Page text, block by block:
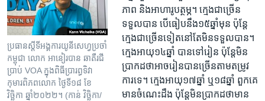
ប្រធាន​ស្តីទីអង្គការ​យូនីសេហ្វ​ប្រចាំ​
កម្ពុជា លោក ​អានៀរបាន ឆាតឺរជី
ប្រាប់ VOA ក្នុង​ពិធី​ប្រារព្ធ​ទិវា​
កុមារ​ពិភព​លោក ថ្ងៃទី​១៨ ខែ​
វិច្ឆិកា ឆ្នាំ​២០២២។ (កាន់ វិច្ឆិកា/
ភាព និង​អាហារូបត្ថម្ភ។ ក្មេង​ជាច្រើន​
ទទួល​បាន បើ​ធៀប​នឹង​១៥​ឆ្នាំមុន ប៉ុន្តែ​
ក្មេង​ជាច្រើន​ទៀតនៅ​តែ​មិន​ទទួលបាន។​
ក្មេង​អាយុ​១៤​ឆ្នាំ បានទៅ​រៀន ប៉ុន្តែ​មិន​
ប្រាកដ​ថា​អាច​រៀន​បានច្រើន​តា​ម​តម្រូវ​
ការ​ទេ។ ​ក្មេង​អាយុ​១៧​ឆ្នាំ ​ឬ​១៨​ឆ្នាំ ពួកគេ​
មានចំណេះដឹង ប៉ុន្តែ​មិន​ប្រាកដ​ថា​មាន​